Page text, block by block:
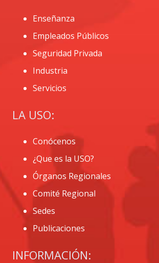
Enseñanza
Empleados Públicos
Seguridad Privada
Industria
Servicios
LA USO:
Conócenos
¿Que es la USO?
Órganos Regionales
Comité Regional
Sedes
Publicaciones
INFORMACIÓN: